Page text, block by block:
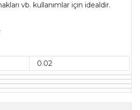
vb. kullanımlar için idealdir.
0.02